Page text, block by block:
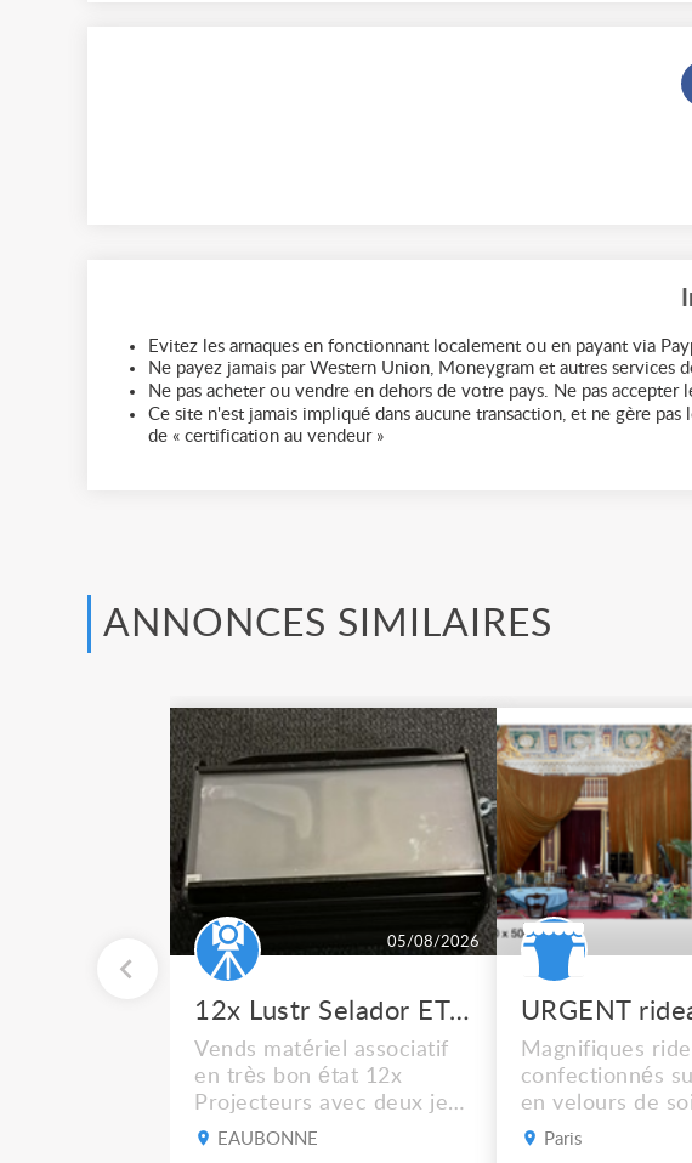
Evitez les arnaques en fonctionnant localement ou en payant via
Ne payez jamais par Western Union, Moneygram et autres services
Ne pas acheter ou vendre en dehors de votre pays. Ne pas accepter
Ce site n'est jamais impliqué dans aucune transaction, et ne gère
de « certification au vendeur »
ANNONCES SIMILAIRES
05/08/2026
12x Lustr Selador ETC Led 7x colors filtres
Vends matériel associatif
en très bon état 12x
Projecteurs avec deux jeux
de filtre filtre Lustr Selador
EAUBONNE
Magnifiques
confectionnés
en velours de
cadre de scène
Paris